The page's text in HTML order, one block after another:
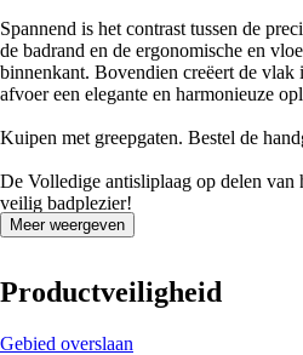
Spannend is het contrast tussen de
de badrand en de ergonomische en
binnenkant. Bovendien creëert de vlak
afvoer een elegante en harmonieuze
Kuipen met greepgaten. Bestel de
De Volledige antisliplaag op delen van
veilig badplezier!
Meer weergeven
Productveiligheid
Gebied overslaan